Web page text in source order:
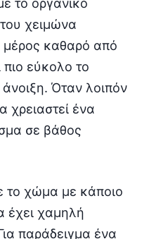
χειμώνα
μέρος καθαρό από
εύκολο το
Όταν λοιπόν
χρειαστεί ένα
σε βάθος
το χώμα με κάποιο
έχει χαμηλή
παράδειγμα ένα